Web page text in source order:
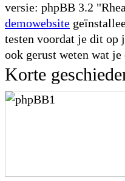
versie: phpBB 3.2
demowebsite
testen voordat je dit op
ook gerust weten wat
Korte